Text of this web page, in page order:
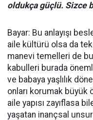
oldukça güçlü. Sizce
Bayar: Bu anlayışı
aile kültürü olsa da
manevi temelleri de
kabulleri burada
ve babaya yaşlılık
onları korumak büyük
aile yapısı zayıflasa
yaşatan inançsal